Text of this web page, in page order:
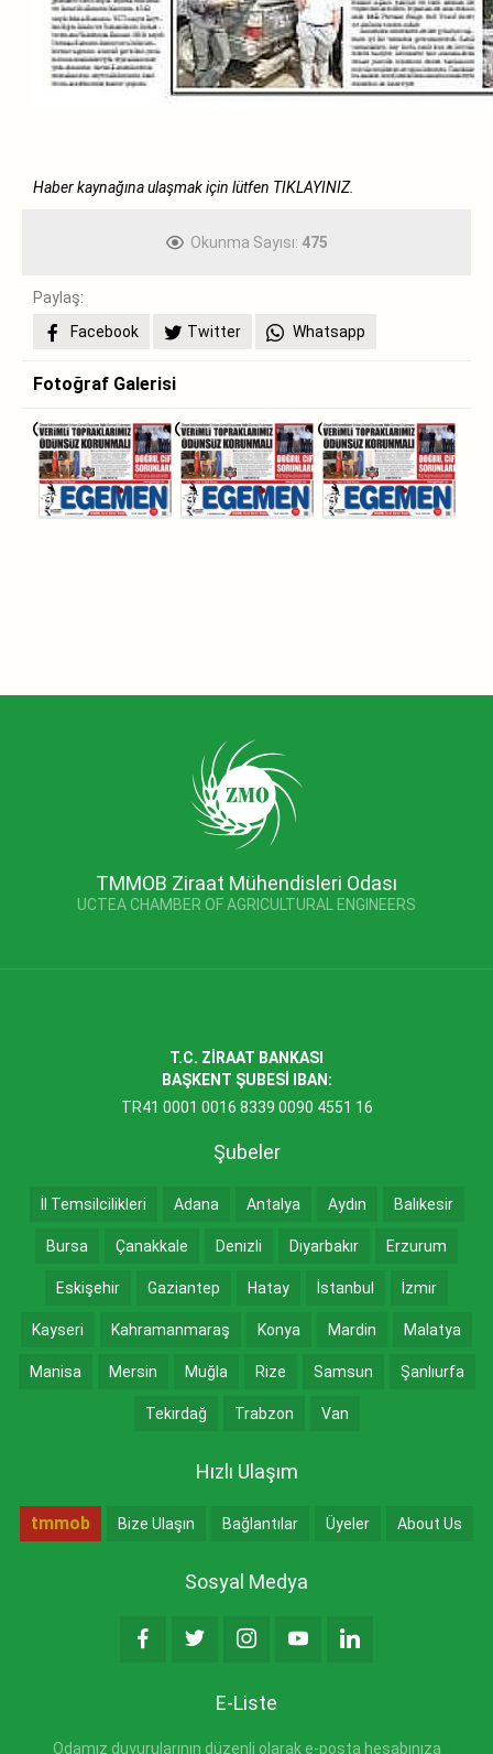
Haber kaynağına ulaşmak için lütfen TIKLAYINIZ.
Okunma Sayısı: 475
Paylaş:
Facebook
Twitter Whatsapp
Fotoğraf Galerisi
TMMOB Ziraat Mühendisleri Odası
UCTEA CHAMBER OF AGRICULTURAL ENGINEERS
T.C. ZİRAAT BANKASI
BAŞKENT ŞUBESİ IBAN:
TR41 0001 0016 8339 0090 4551 16
Şubeler
İl Temsilcilikleri Adana Antalya Aydın Balıkesir
Bursa Çanakkale Denizli Diyarbakır Erzurum
Eskişehir Gaziantep Hatay İstanbul İzmir
Kayseri Kahramanmaraş Konya Mardin Malatya
Manisa Mersin Muğla Rize Samsun Şanlıurfa
Tekirdağ Trabzon Van
Hızlı Ulaşım
tmmob Bize Ulaşın Bağlantılar Üyeler About Us
Sosyal Medya
E-Liste
Odamız duyurularının düzenli olarak e-posta hesabınıza